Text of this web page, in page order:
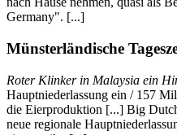
Germany". [...]
Münsterländische
Roter Klinker in Malaysia ein
Hauptniederlassung ein / 157
die Eierproduktion [...] Big
neue regionale